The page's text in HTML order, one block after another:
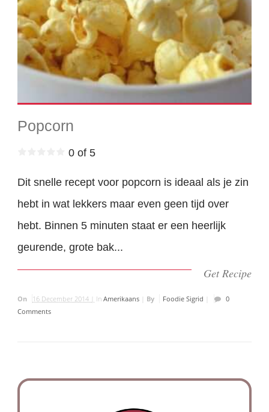
Popcorn
0 of 5
Dit snelle recept voor popcorn is ideaal als je zin
hebt in wat lekkers maar even geen tijd over
hebt. Binnen 5 minuten staat er een heerlijk
geurende, grote bak...
Get Recipe
On 16 December 2014 | InAmerikaans By Foodie Sigrid
0
Comments